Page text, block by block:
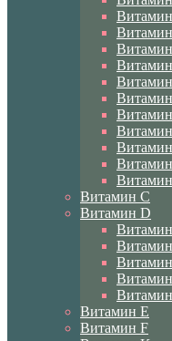
Витамин C
Витамин D
Витамин E
Витамин F